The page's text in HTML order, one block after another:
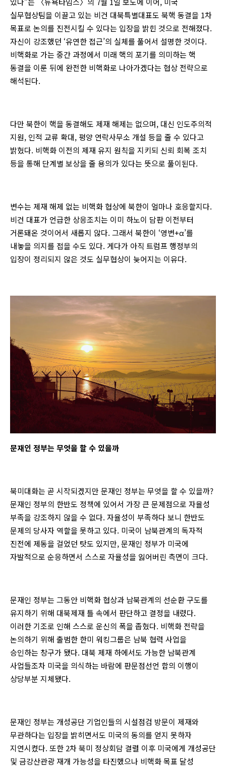
실무협상팀을 이끌고 있는 비건 대북특별대표도 북핵 동결을 1차
목표로 논의를 진전시킬 수 있다는 입장을 밝힌 것으로 전해졌다.
자신이 강조했던 ‘유연한 접근’의 실체를 풀어서 설명한 것이다.
비핵화로 가는 중간 과정에서 미래 핵의 포기를 의미하는 핵
동결을 이룬 뒤에 완전한 비핵화로 나아가겠다는 협상 전략으로
해석된다.
다만 북한이 핵을 동결해도 제재 해제는 없으며, 대신 인도주의적
지원, 인적 교류 확대, 평양 연락사무소 개설 등을 줄 수 있다고
밝혔다. 비핵화 이전의 제재 유지 원칙을 지키되 신뢰 회복 조치
등을 통해 단계별 보상을 줄 용의가 있다는 뜻으로 풀이된다.
변수는 제재 해제 없는 비핵화 협상에 북한이 얼마나 호응할지다.
비건 대표가 언급한 상응조치는 이미 하노이 담판 이전부터
거론돼온 것이어서 새롭지 않다. 그래서 북한이 ‘영변+α’를
내놓을 의지를 접을 수도 있다. 게다가 아직 트럼프 행정부의
입장이 정리되지 않은 것도 실무협상이 늦어지는 이유다.
문재인 정부는 무엇을 할 수 있을까
북미대화는 곧 시작되겠지만 문재인 정부는 무엇을 할 수 있을까?
문재인 정부의 한반도 정책에 있어서 가장 큰 문제점으로 자율성
부족을 강조하지 않을 수 없다. 자율성이 부족하다 보니 한반도
문제의 당사자 역할을 못하고 있다. 미국이 남북관계의 독자적
진전에 제동을 걸었던 탓도 있지만, 문재인 정부가 미국에
자발적으로 순응하면서 스스로 자율성을 잃어버린 측면이 크다.
문재인 정부는 그동안 비핵화 협상과 남북관계의 선순환 구도를
유지하기 위해 대북제재 틀 속에서 판단하고 결정을 내렸다.
이러한 기조로 인해 스스로 운신의 폭을 좁혔다. 비핵화 전략을
논의하기 위해 출범한 한미 워킹그룹은 남북 협력 사업을
승인하는 창구가 됐다. 대북 제재 하에서도 가능한 남북관계
사업들조차 미국을 의식하는 바람에 판문점선언 합의 이행이
상당부분 지체됐다.
문재인 정부는 개성공단 기업인들의 시설점검 방문이 제재와
무관하다는 입장을 밝히면서도 미국의 동의를 얻지 못하자
지연시켰다. 또한 2차 북미 정상회담 결렬 이후 미국에게 개성공단
및 금강산관광 재개 가능성을 타진했으나 비핵화 목표 달성